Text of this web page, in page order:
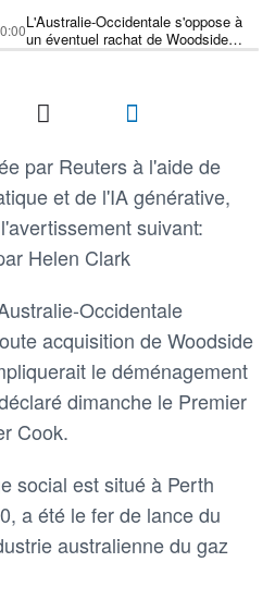
L'Australie-Occidentale s'oppose à
un éventuel rachat de Woodside
Energy par Exxon
par Reuters à l'aide de
et de l'IA générative,
suivant:
Helen Clark
Occidentale
acquisition de Woodside
le déménagement
dimanche le Premier
Cook.
social est situé à Perth
a été le fer de lance du
australienne du gaz